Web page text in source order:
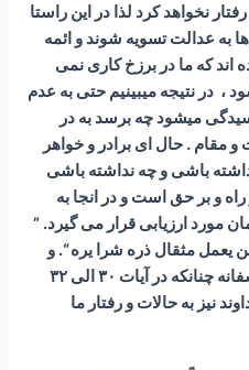
نخواهد کرد لذا در این راستا
به عدالت تسویه شوند و ائمه
اند که ما در برزخ کاری نمی
، در نتیجه میبینیم حتی به عدم
رسیدگی میشود چه برسد به در
مقام . حال ای برادر و خواهر
باشی و چه نداشته باشی
و بر حق است و در انجا به
مورد ارزیابی قرار می گیرد. ”
یعمل مثقال ذره شرا یره “. و
هرگز نباید از آن غافل شد اما متاسفانه چنانکه در آیات ۳۰ الی ۳۲
نیز به حالات و رفتار ما